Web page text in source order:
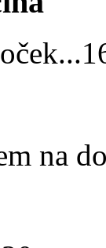
...
na